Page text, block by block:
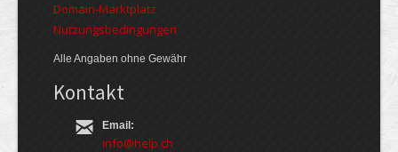
Domain-Marktplatz
Nutzungsbedingungen
Alle Angaben ohne Gewähr
Kontakt
Email:
info@help.ch